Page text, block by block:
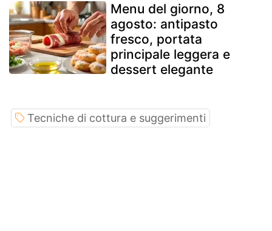
Menu del giorno, 8
agosto: antipasto
fresco, portata
principale leggera e
dessert elegante
Tecniche di cottura e suggerimenti